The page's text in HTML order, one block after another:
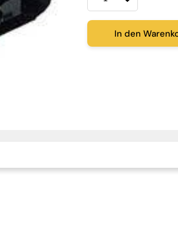
200
Ersatznadel
In den